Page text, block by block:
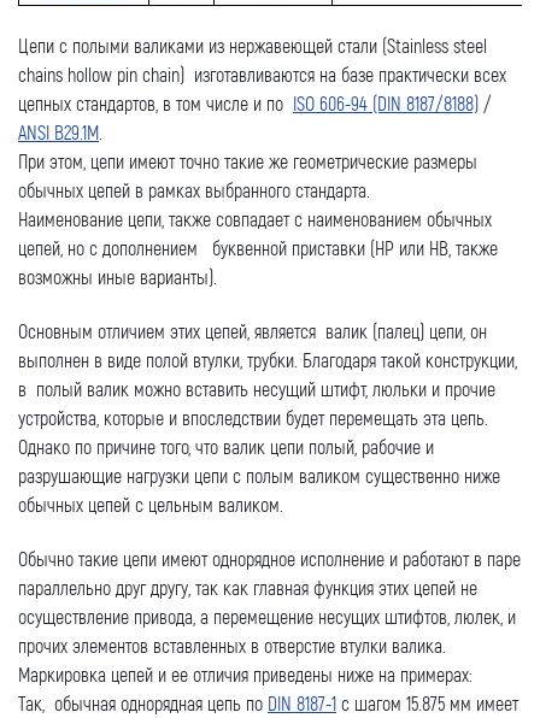
Цепи с полыми валиками из нержавеющей стали (Stainless steel
chains hollow pin chain) изготавливаются на базе практически всех
цепных стандартов, в том числе и по ISO 606-94 (DIN 8187/8188) /
ANSI B29.1M
При этом, цепи имеют точно такие же геометрические размеры
обычных цепей в рамках выбранного стандарта.
Наименование цепи, также совпадает с наименованием обычных
цепей, но с дополнением буквенной приставки (HP или HB, также
возможны иные варианты).
Основным отличием этих цепей, является валик (палец) цепи, он
выполнен в виде полой втулки, трубки. Благодаря такой конструкции,
в полый валик можно вставить несущий штифт, люльки и прочие
устройства, которые и впоследствии будет перемещать эта цепь.
Однако по причине того, что валик цепи полый, рабочие и
разрушающие нагрузки цепи с полым валиком существенно ниже
обычных цепей с цельным валиком.
Обычно такие цепи имеют однорядное исполнение и работают в паре
параллельно друг другу, так как главная функция этих цепей не
осуществление привода, а перемещение несущих штифтов, люлек, и
прочих элементов вставленных в отверстие втулки валика.
Маркировка цепей и ее отличия приведены ниже на примерах:
Так, обычная однорядная цепь по DIN 8187-1 с шагом 15.875 мм имеет